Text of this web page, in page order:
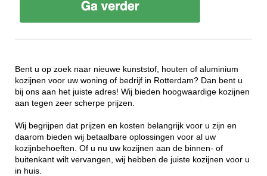
Bent u op zoek naar nieuwe kunststof, houten of aluminium
kozijnen voor uw woning of bedrijf in Rotterdam? Dan bent u
bij ons aan het juiste adres! Wij bieden hoogwaardige kozijnen
aan tegen zeer scherpe prijzen.
Wij begrijpen dat prijzen en kosten belangrijk voor u zijn en
daarom bieden wij betaalbare oplossingen voor al uw
kozijnbehoeften. Of u nu uw kozijnen aan de binnen- of
buitenkant wilt vervangen, wij hebben de juiste kozijnen voor u
in huis.